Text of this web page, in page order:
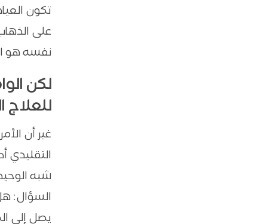
تكون
على
نفسه هو
لكن
للعلاج
غير أن
شبه
السؤال:
يصل إلى